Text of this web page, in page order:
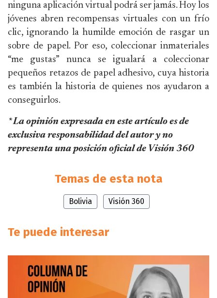
ninguna aplicación virtual podrá ser jamás. Hoy los
jóvenes abren recompensas virtuales con un frío
clic, ignorando la humilde emoción de rasgar un
sobre de papel. Por eso, coleccionar inmateriales
“me gustas” nunca se igualará a coleccionar
pequeños retazos de papel adhesivo, cuya historia
es también la historia de quienes nos ayudaron a
conseguirlos.
* La opinión expresada en este artículo es de
exclusiva responsabilidad del autor y no
representa una posición oficial de Visión 360
Temas de esta nota
Bolivia Visión 360
Te puede interesar